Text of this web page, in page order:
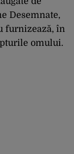
Desemnate,
furnizează, în
omului.